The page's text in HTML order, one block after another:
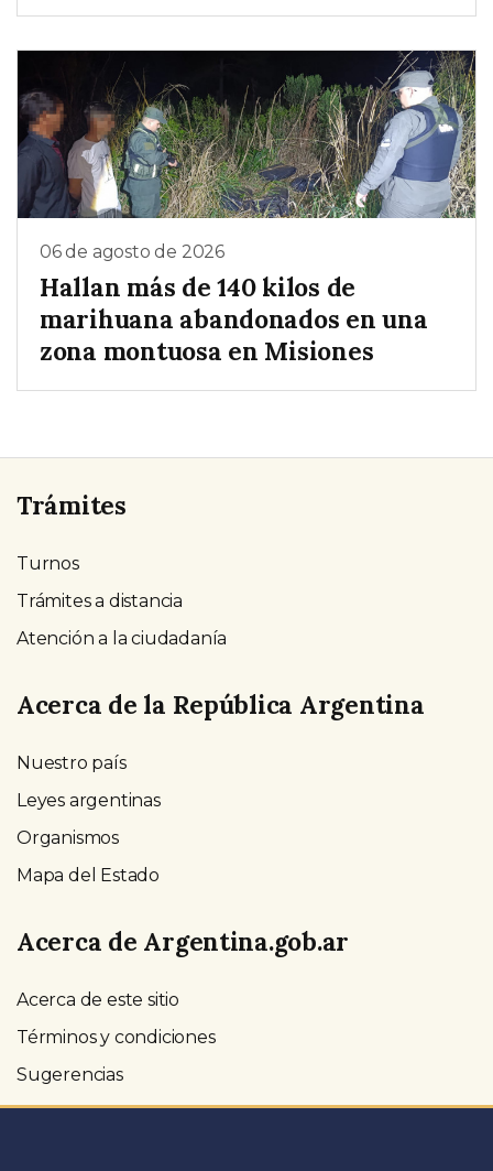
06 de agosto de 2026
Hallan más de 140 kilos de
marihuana abandonados en una
zona montuosa en Misiones
Trámites
Turnos
Trámites a distancia
Atención a la ciudadanía
Acerca de la República Argentina
Nuestro país
Leyes argentinas
Organismos
Mapa del Estado
Acerca de Argentina.gob.ar
Acerca de este sitio
Términos y condiciones
Sugerencias